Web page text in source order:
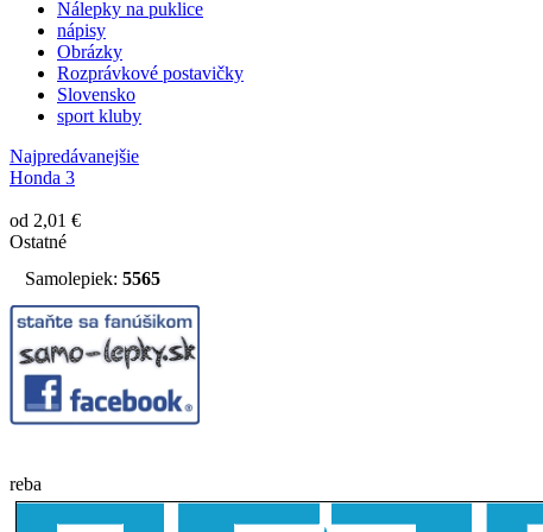
Nálepky na puklice
nápisy
Obrázky
Rozprávkové postavičky
Slovensko
sport kluby
Najpredávanejšie
Honda 3
od 2,01 €
Ostatné
Samolepiek: 5565
reba